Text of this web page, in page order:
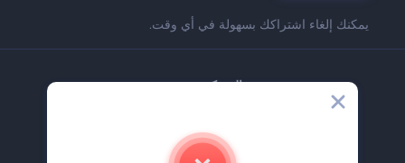
يمكنك إلغاء اشتراكك بسهولة في أي وقت.
الشركة
اتصل بنا